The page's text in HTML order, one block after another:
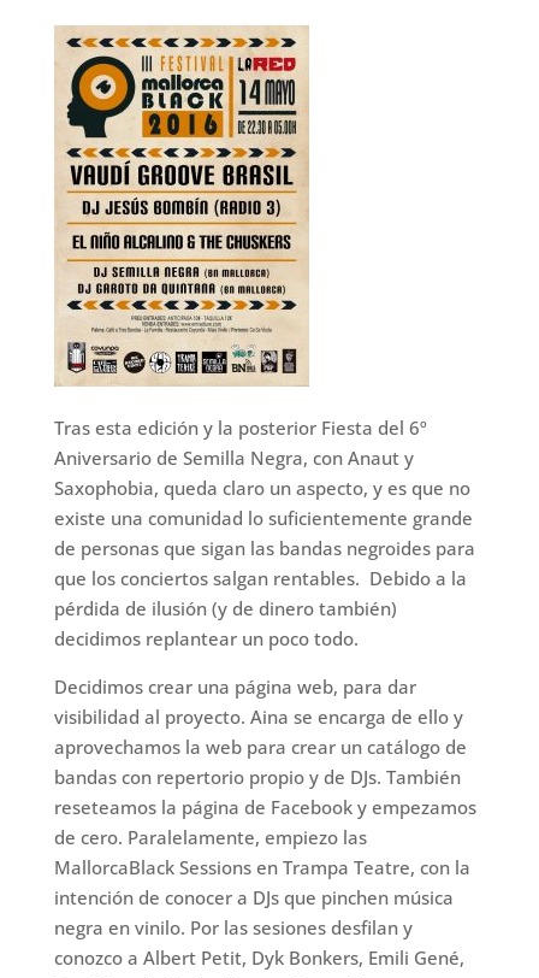
Tras esta edición y la posterior Fiesta del 6º
Aniversario de Semilla Negra, con Anaut y
Saxophobia, queda claro un aspecto, y es que no
existe una comunidad lo suficientemente grande
de personas que sigan las bandas negroides para
que los conciertos salgan rentables. Debido a la
pérdida de ilusión (y de dinero también)
decidimos replantear un poco todo.
Decidimos crear una página web, para dar
visibilidad al proyecto. Aina se encarga de ello y
aprovechamos la web para crear un catálogo de
bandas con repertorio propio y de DJs. También
reseteamos la página de Facebook y empezamos
de cero. Paralelamente, empiezo las
MallorcaBlack Sessions en Trampa Teatre, con la
intención de conocer a DJs que pinchen música
negra en vinilo. Por las sesiones desfilan y
conozco a Albert Petit, Dyk Bonkers, Emili Gené,